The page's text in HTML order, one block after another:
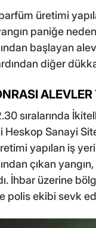
üretimi
paniğe
başlayan
diğer
ALEVLER
sıralarında
Heskop Sanayi
yapılan iş
çıkan
İhbar üzerine
polis ekibi sevk